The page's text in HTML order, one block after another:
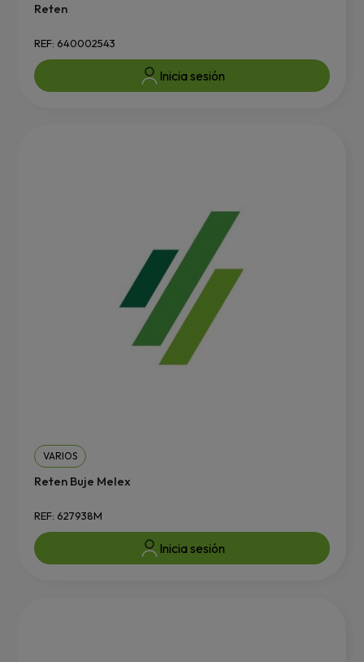
Reten
REF: 640002543
Inicia sesión
VARIOS
Reten Buje Melex
REF: 627938M
Inicia sesión